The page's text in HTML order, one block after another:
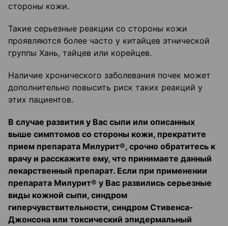
стороны кожи.
Такие серьезные реакции со стороны кожи
проявляются более часто у китайцев этнической
группы Хань, тайцев или корейцев.
Наличие хронического заболевания почек может
дополнительно повысить риск таких реакций у
этих пациентов.
В случае развития у Вас сыпи или описанных
выше симптомов со стороны кожи, прекратите
прием препарата Милурит®, срочно обратитесь к
врачу и расскажите ему, что принимаете данный
лекарственный препарат. Если при применении
препарата Милурит® у Вас развились серьезные
виды кожной сыпи, синдром
гиперчувствительности, синдром Стивенса-
Джонсона или токсический эпидермальный